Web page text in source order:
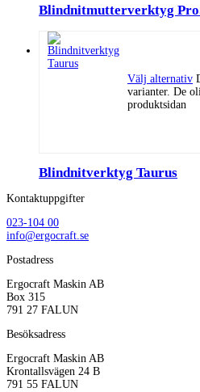
Blindnitmutterverktyg
Välj alternativ
varianter. De
produktsidan
Blindnitverktyg Taurus
Kontaktuppgifter
023-104 00
info@ergocraft.se
Postadress
Ergocraft Maskin AB
Box 315
791 27 FALUN
Besöksadress
Ergocraft Maskin AB
Krontallsvägen 24 B
791 55 FALUN